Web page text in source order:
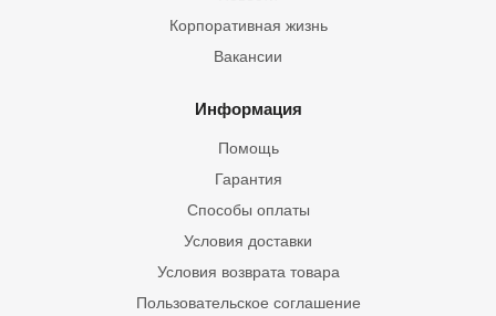
Корпоративная жизнь
Вакансии
Информация
Помощь
Гарантия
Способы оплаты
Условия доставки
Условия возврата товара
Пользовательское соглашение